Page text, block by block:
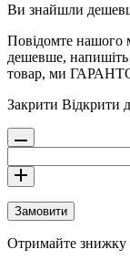
Ви знайшли
Повідомте нашого
дешевше,
товар, ми
Закрити Відкрити
Замовити
Отримайте знижку